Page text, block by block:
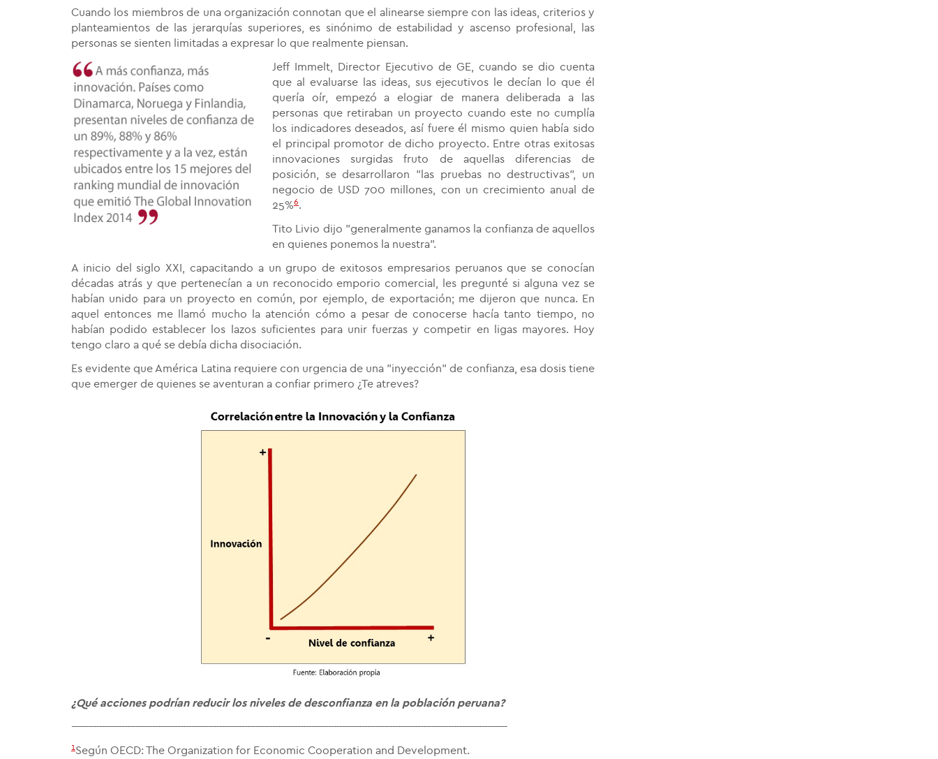
Cuando los miembros de una organización connotan que el alinearse siempre con las ideas, criterios y
planteamientos de las jerarquías superiores, es sinónimo de estabilidad y ascenso profesional, las
personas se sienten limitadas a expresar lo que realmente piensan.
Jeff Immelt, Director Ejecutivo de GE, cuando se dio cuenta
que al evaluarse las ideas, sus ejecutivos le decían lo que él
quería oír, empezó a elogiar de manera deliberada a las
personas que retiraban un proyecto cuando este no cumplía
los indicadores deseados, así fuere él mismo quien había sido
el principal promotor de dicho proyecto. Entre otras exitosas
innovaciones surgidas fruto de aquellas diferencias de
posición, se desarrollaron "las pruebas no destructivas", un
negocio de USD 700 millones, con un crecimiento anual de
25%6.
Tito Livio dijo "generalmente ganamos la confianza de aquellos
en quienes ponemos la nuestra".
A inicio del siglo XXI, capacitando a un grupo de exitosos empresarios peruanos que se conocían
décadas atrás y que pertenecían a un reconocido emporio comercial, les pregunté si alguna vez se
habían unido para un proyecto en común, por ejemplo, de exportación; me dijeron que nunca. En
aquel entonces me llamó mucho la atención cómo a pesar de conocerse hacía tanto tiempo, no
habían podido establecer los lazos suficientes para unir fuerzas y competir en ligas mayores. Hoy
tengo claro a qué se debía dicha disociación.
Es evidente que América Latina requiere con urgencia de una "inyección" de confianza, esa dosis tiene
que emerger de quienes se aventuran a confiar primero ¿Te atreves?
¿Qué acciones podrían reducir los niveles de desconfianza en la población peruana?
------------------------------------------------------------------------------------------------------------------------------------------------------------
1 Según OECD: The Organization for Economic Cooperation and Development.